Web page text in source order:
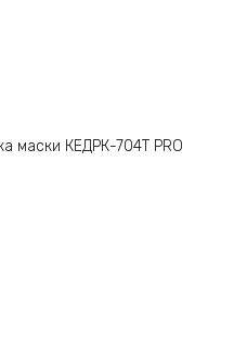
маски КЕДРК-704Т PRO